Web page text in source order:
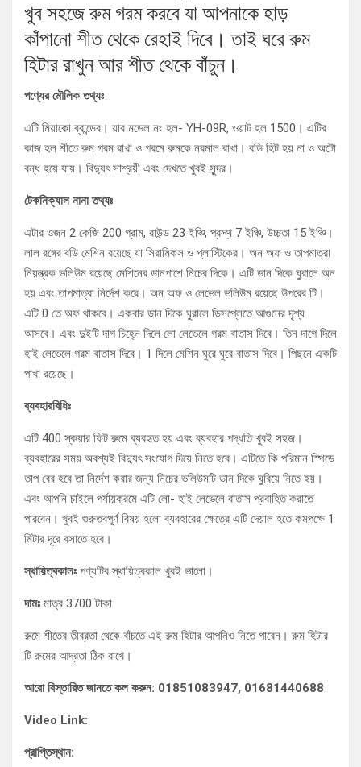
খুব সহজে রুম গরম করবে যা আপনাকে হাড়
কাঁপানো শীত থেকে রেহাই দিবে। তাই ঘরে রুম
হিটার রাখুন আর শীত থেকে বাঁচুন।
পণ্যের মৌলিক তথ্যঃ
এটি মিয়াকো ব্রান্ডের। যার মডেল নং হল- YH-09R, ওয়াট হল 1500। এটির
কাজ হল শীতে রুম গরম রাখা ও গরমে রুমকে নরমাল রাখা। বডি হিট হয় না ও অটো
বন্ধ হয়ে যায়। বিদ্যুৎ সাশ্রয়ী এবং দেখতে খুবই সুন্দর।
টেকনিক্যাল নানা তথ্যঃ
এটার ওজন 2 কেজি 200 গ্রাম, রাউন্ড 23 ইঞ্চি, প্রস্থ 7 ইঞ্চি, উচ্চতা 15 ইঞ্চি।
লাল রঙ্গের বডি মেশিন রয়েছে যা সিরামিকস ও প্লাস্টিকের। অন অফ ও তাপমাত্রা
নিয়ন্ত্রক ভলিউম রয়েছে মেশিনের ডানপাশে নিচের দিকে। এটি ডান দিকে ঘুরালে অন
হয় এবং তাপমাত্রা নির্দেশ করে। অন অফ ও লেভেল ভলিউম রয়েছে উপরের টি।
এটি 0 তে অফ থাকবে। একবার ডান দিকে ঘুরালে ডিসপ্লেতে আগুনের দৃশ্য
আসবে। এবং দুইটি দাগ চিহ্নে দিলে লো লেভেলে গরম বাতাস দিবে। তিন দাগে দিলে
হাই লেভেলে গরম বাতাস দিবে। 1 দিলে মেশিন ঘুরে ঘুরে বাতাস দিবে। পিছনে একটি
পাখা রয়েছে।
ব্যবহারবিধিঃ
এটি 400 স্কয়ার ফিট রুমে ব্যবহৃত হয় এবং ব্যবহার পদ্ধতি খুবই সহজ।
ব্যবহারের সময় অবশ্যই বিদ্যুৎ সংযোগ দিয়ে নিতে হবে। এটিতে কি পরিমান স্পিডে
তাপ বের হবে তা নির্দেশ করার জন্য নিচের ভলিউমটি ডান দিকে ঘুরিয়ে নিতে হয়।
এবং আপনি চাইলে পর্যায়ক্রমে এটি লো- হাই লেভেলে বাতাস প্রবাহিত করাতে
পারবেন। খুবই গুরুত্বপূর্ণ বিষয় হলো ব্যবহারের ক্ষেত্রে এটি দেয়াল হতে কমপক্ষে 1
মিটার দূরে বসাতে হবে।
স্থায়িত্বকালঃ পণ্যটির স্থায়িত্বকাল খুবই ভালো।
দামঃ মাত্র 3700 টাকা
রুমে শীতের তীব্রতা থেকে বাঁচতে এই রুম হিটার আপনিও নিতে পারেন। রুম হিটার
টি রুমের আদ্রতা ঠিক রাখে।
আরো বিস্তারিত জানতে কল করুন: 01851083947, 01681440688
Video Link:
প্রাপ্তিস্থান: